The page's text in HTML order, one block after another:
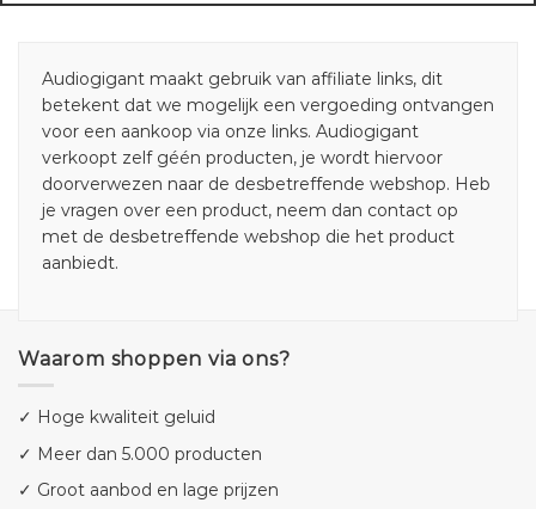
Audiogigant maakt gebruik van affiliate links, dit
betekent dat we mogelijk een vergoeding ontvangen
voor een aankoop via onze links. Audiogigant
verkoopt zelf géén producten, je wordt hiervoor
doorverwezen naar de desbetreffende webshop. Heb
je vragen over een product, neem dan contact op
met de desbetreffende webshop die het product
aanbiedt.
Waarom shoppen via ons?
✓ Hoge kwaliteit geluid
✓ Meer dan 5.000 producten
✓ Groot aanbod en lage prijzen